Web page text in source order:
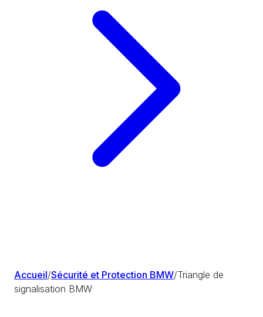
Accueil/Sécurité et Protection BMW/Triangle de
signalisation BMW